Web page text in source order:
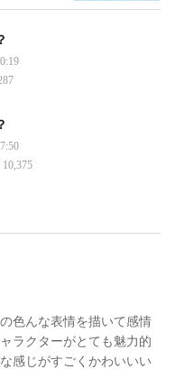
10,375
色んな表情を描いて感情
ラクターがとても魅力的
感じがすごくかわいいい